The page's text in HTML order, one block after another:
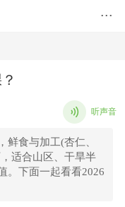
•••
听声音
鲜食与加工(杏仁、
适合山区、干旱半
。下面一起看看2026